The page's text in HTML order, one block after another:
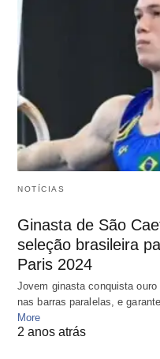
NOTÍCIAS
Ginasta de São
seleção brasileira
Paris 2024
Jovem ginasta conquista
nas barras paralelas, e
More
2 anos atrás